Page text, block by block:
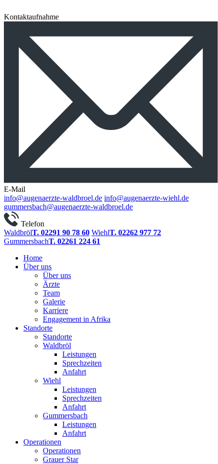
Kontaktaufnahme
E-Mail
info@augenaerzte-waldbroel.de info@augenaerzte-wiehl.de
gummersbach@augenaerzte-waldbroel.de
Telefon
WaldbrölT. 02291 90 78 60 WiehlT. 02262 977 72
GummersbachT. 02261 224 61
Home
Über uns
Über uns
Ärzte
Team
Galerie
Karriere
Engagement in Afrika
Standorte
Standorte
Waldbröl
Leistungen
Sprechzeiten
Anfahrt
Wiehl
Leistungen
Sprechzeiten
Anfahrt
Gummersbach
Leistungen
Anfahrt
Operationen
Operationen
Grauer Star